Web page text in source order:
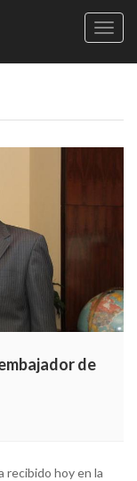
de
recibido hoy en la